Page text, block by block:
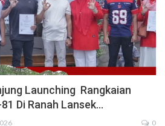
Launching Rangkaian
Di Ranah Lansek…
0